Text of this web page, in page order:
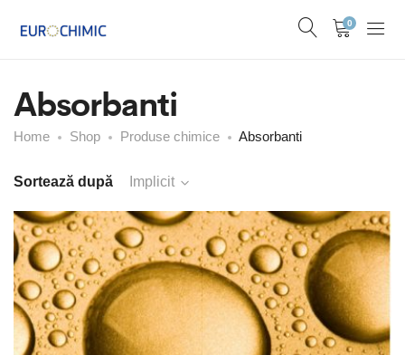
0
Absorbanti
Home Shop Produse chimice Absorbanti
Sortează după Implicit